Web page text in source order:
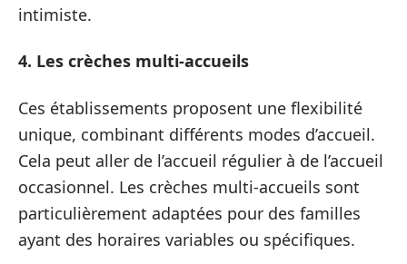
intimiste.
4. Les crèches multi-accueils
Ces établissements proposent une flexibilité
unique, combinant différents modes d’accueil.
Cela peut aller de l’accueil régulier à de l’accueil
occasionnel. Les crèches multi-accueils sont
particulièrement adaptées pour des familles
ayant des horaires variables ou spécifiques.